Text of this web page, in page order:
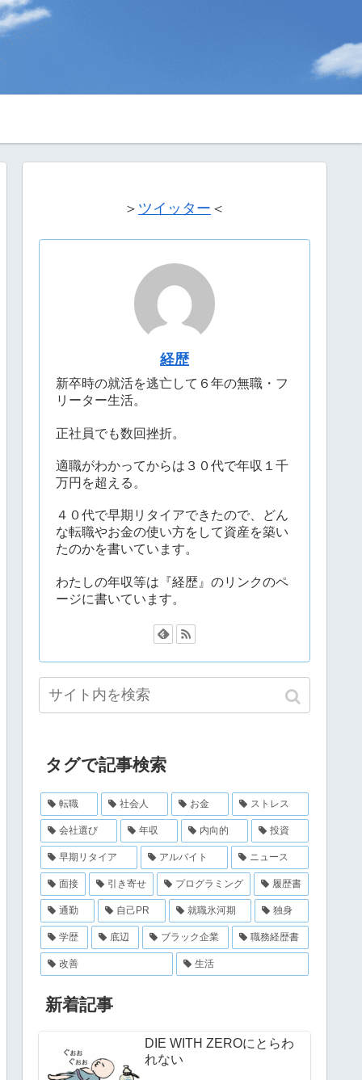
＞ ツイッター ＜
経歴
新卒時の就活を逃亡して６年の無職・フ
リーター生活。
正社員でも数回挫折。
適職がわかってからは３０代で年収１千
万円を超える。
４０代で早期リタイアできたので、どん
な転職やお金の使い方をして資産を築い
たのかを書いています。
わたしの年収等は『経歴』のリンクのペ
ージに書いています。
タグで記事検索
転職 社会人 お金 ストレス
会社選び 年収 内向的 投資
早期リタイア アルバイト ニュース
面接 引き寄せ プログラミング 履歴書
通勤 自己PR 就職氷河期 独身
学歴 底辺 ブラック企業 職務経歴書
改善 生活
新着記事
DIE WITH ZEROにとらわ
れない